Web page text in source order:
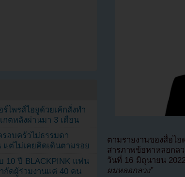
ตามรายงานของสื่อไ
สารภาพข้อหาหลอกล
วันที่ 16 มิถุนายน
ผมหลอกลวง”
ไพรส์ไอยูด้วยเค้กสั่งทำ
กตหลังผ่านมา 3 เดือน
รอบครัวไม่ธรรมดา
ต่ไม่เคยคิดเดินตามรอย
10 ปี BLACKPINK แฟน
กัดผู้ร่วมงานแค่ 40 คน